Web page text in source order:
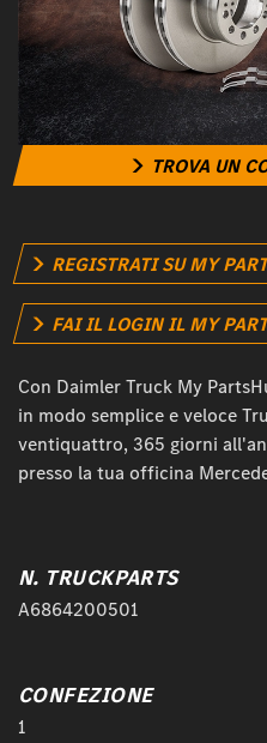
TROVA UN
REGISTRATI SU MY
FAI IL LOGIN IL MY
Con Daimler Truck My
in modo semplice e veloce
ventiquattro, 365 giorni
presso la tua officina
N. TRUCKPARTS
A6864200501
CONFEZIONE
1